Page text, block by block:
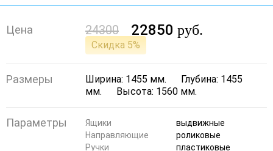
Цена 24300 22850 руб.
Скидка 5%
Размеры Ширина: 1455 мм.
Глубина: 1455
мм.
Высота: 1560 мм.
Параметры Ящики
выдвижные
Направляющие
роликовые
Ручки
пластиковые